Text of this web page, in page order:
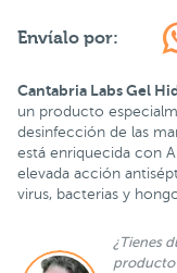
Envíalo por:
Cantabria Labs Gel
un producto
desinfección de las
está enriquecida con
elevada acción
virus, bacterias y
¿Tienes